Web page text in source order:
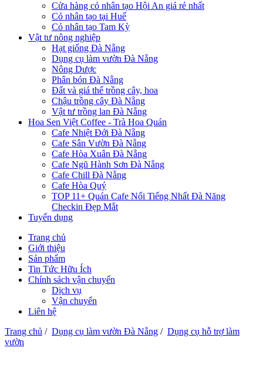
Cửa hàng cỏ nhân tạo Hội An giá rẻ nhất
Cỏ nhân tạo tại Huế
Cỏ nhân tạo Tam Kỳ
Vật tư nông nghiệp
Hạt giống Đà Nẵng
Dụng cụ làm vườn Đà Nẵng
Nông Dược
Phân bón Đà Nẵng
Đất và giá thể trồng cây, hoa
Chậu trồng cây Đà Nẵng
Vật tư trồng lan Đà Nẵng
Hoa Sen Việt Coffee - Trà Hoa Quán
Cafe Nhiệt Đới Đà Nẵng
Cafe Sân Vườn Đà Nẵng
Cafe Hòa Xuân Đà Nẵng
Cafe Ngũ Hành Sơn Đà Nẵng
Cafe Chill Đà Nẵng
Cafe Hòa Quý
TOP 11+ Quán Cafe Nổi Tiếng Nhất Đà Năng
Checkin Đẹp Mắt
Tuyển dụng
Trang chủ
Giới thiệu
Sản phẩm
Tin Tức Hữu Ích
Chính sách vận chuyển
Dịch vụ
Vận chuyển
Liên hệ
Trang chủ / Dụng cụ làm vườn Đà Nẵng / Dụng cụ hỗ trợ làm
vườn